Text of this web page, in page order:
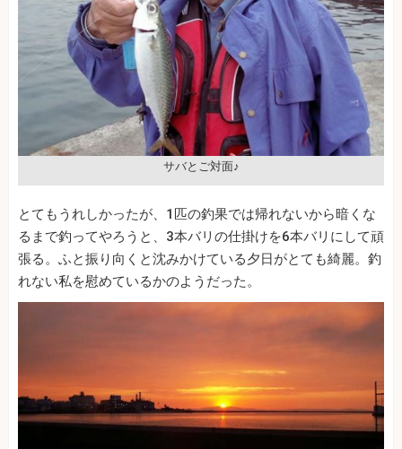
サバとご対面♪
とてもうれしかったが、1匹の釣果では帰れないから暗くな
るまで釣ってやろうと、3本バリの仕掛けを6本バリにして頑
張る。ふと振り向くと沈みかけている夕日がとても綺麗。釣
れない私を慰めているかのようだった。